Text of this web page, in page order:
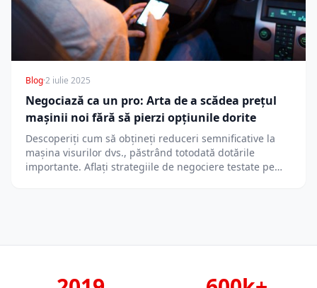
Blog·2 iulie 2025
Negociază ca un pro: Arta de a scădea prețul
mașinii noi fără să pierzi opțiunile dorite
Descoperiți cum să obțineți reduceri semnificative la
mașina visurilor dvs., păstrând totodată dotările
importante. Aflați strategiile de negociere testate pe…